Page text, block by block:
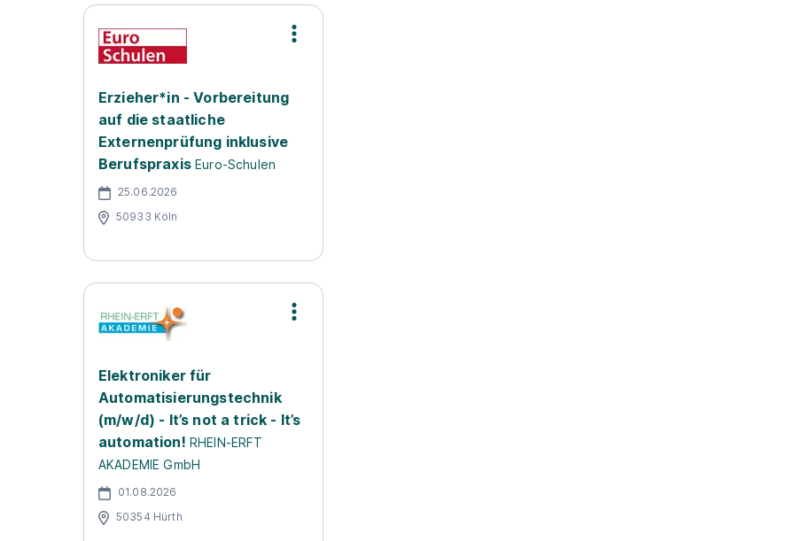
Erzieher*in - Vorbereitung
auf die staatliche
Externenprüfung inklusive
Berufspraxis Euro-Schulen
25.06.2026
50933 Köln
Elektroniker für
Automatisierungstechnik
(m/w/d) - It’s not a trick - It’s
automation! RHEIN-ERFT
AKADEMIE GmbH
01.08.2026
50354 Hürth